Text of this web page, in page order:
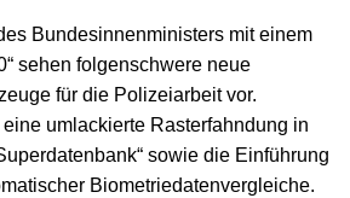
Bundesinnenministers mit einem
sehen folgenschwere neue
für die Polizeiarbeit vor.
umlackierte Rasterfahndung in
sowie die Einführung
Biometriedatenvergleiche.